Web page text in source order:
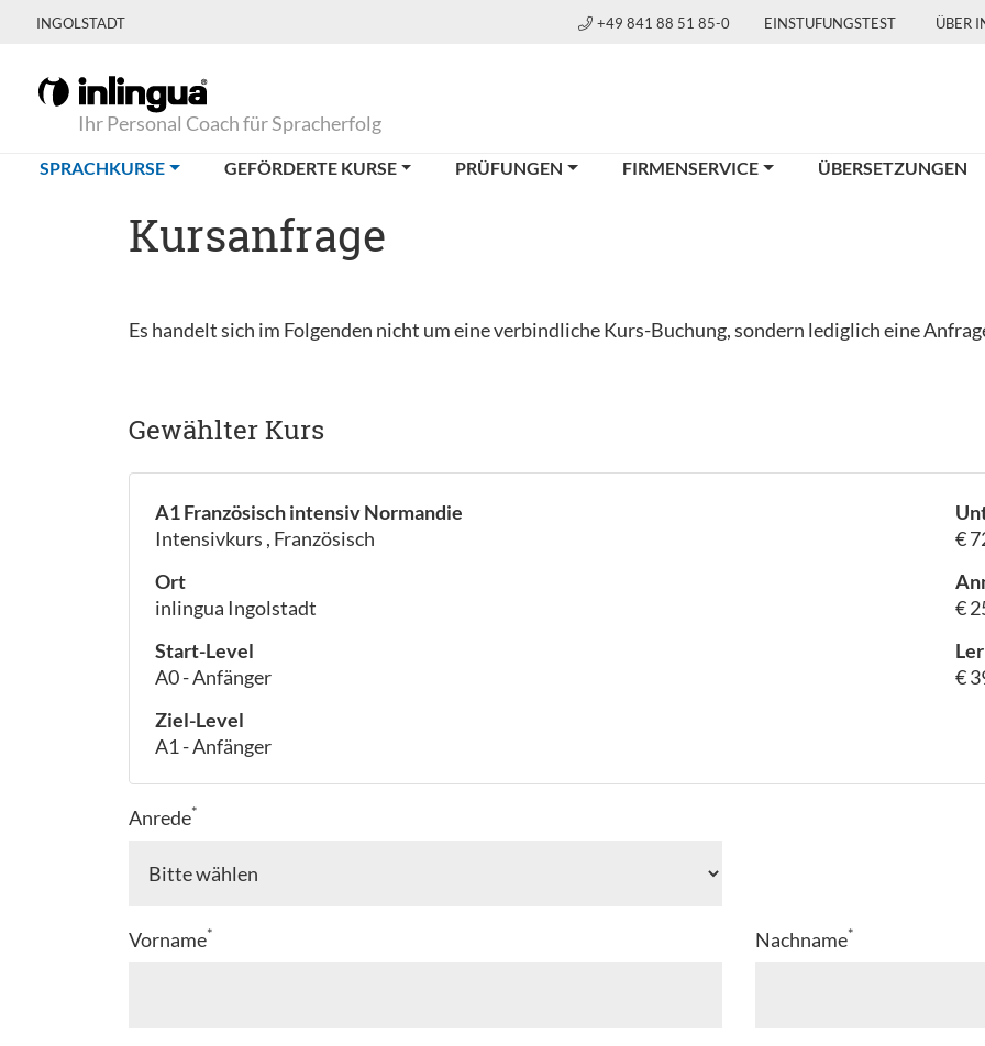
INGOLSTADT +49 841 88 51 85-0 EINSTUFUNGSTEST ÜBER
Ihr Personal Coach für Spracherfolg
SPRACHKURSE(CURRENT)GEFÖRDERTE KURSE PRÜFUNGEN FIRMENSERVICE ÜBERSETZUNGEN
Kursanfrage
Es handelt sich im Folgenden nicht um eine verbindliche Kurs-Buchung, sondern lediglich eine
Gewählter Kurs
A1 Französisch intensiv Normandie
Intensivkurs , Französisch
Ort
inlingua Ingolstadt
Start-Level
A0 - Anfänger
Ziel-Level
A1 - Anfänger
€
€
€
Anrede*
Vorname* Nachname*